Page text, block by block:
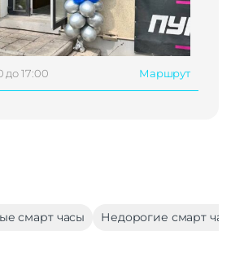
до 17:00 Маршрут
смарт часы Недорогие смарт